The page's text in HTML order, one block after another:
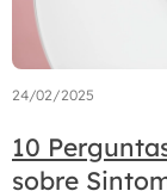
24/02/2025
10
sobre